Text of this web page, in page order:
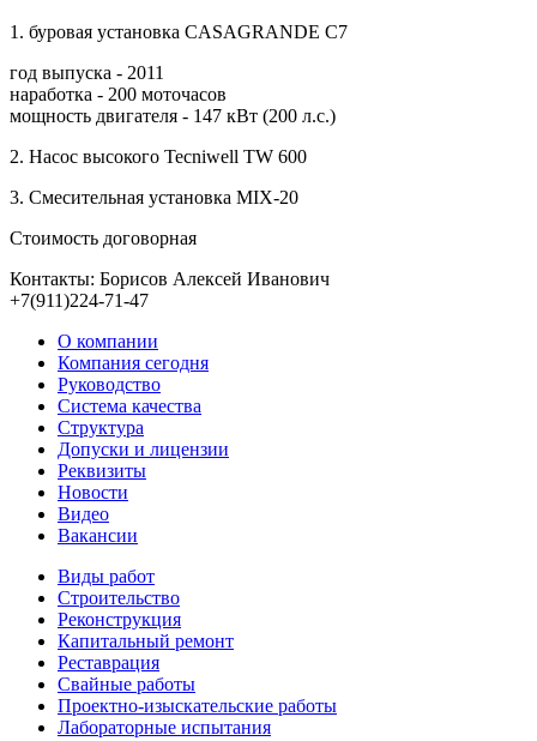
1. буровая установка CASAGRANDE C7
год выпуска - 2011
наработка - 200 моточасов
мощность двигателя - 147 кВт (200 л.с.)
2. Насос высокого Tecniwell TW 600
3. Смесительная установка MIX-20
Стоимость договорная
Контакты: Борисов Алексей Иванович
+7(911)224-71-47
О компании
Компания сегодня
Руководство
Система качества
Структура
Допуски и лицензии
Реквизиты
Новости
Видео
Вакансии
Виды работ
Строительство
Реконструкция
Капитальный ремонт
Реставрация
Свайные работы
Проектно-изыскательские работы
Лабораторные испытания